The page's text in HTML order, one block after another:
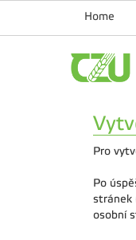
Home
Pro
Po
stránek
osobní